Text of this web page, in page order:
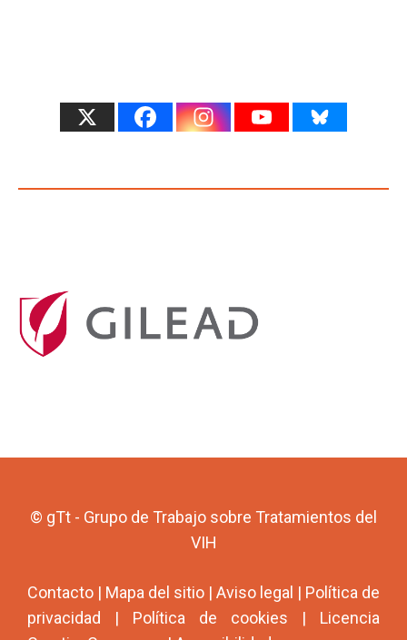
© gTt - Grupo de Trabajo sobre Tratamientos del
VIH
Contacto | Mapa del sitio | Aviso legal | Política de
privacidad | Política de cookies | Licencia